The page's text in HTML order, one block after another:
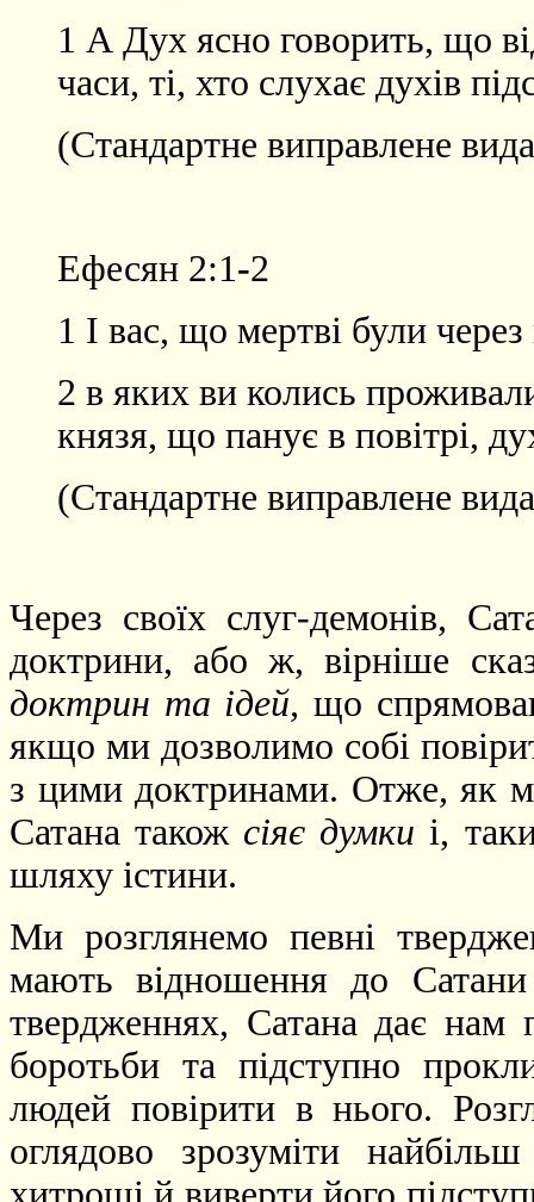
1 А Дух ясно говорить, що
часи, ті, хто слухає духів
(Стандартне виправлене
Ефесян 2:1-2
1 І вас, що мертві були
2 в яких ви колись
князя, що панує в повітрі,
(Стандартне виправлене
Через своїх слуг-демонів,
доктрини, або ж, вірніше
доктрин та ідей, що
якщо ми дозволимо собі
з цими доктринами. Отже, як
Сатана також сіяє думки і,
шляху істини.
Ми розглянемо певні
мають відношення до
твердженнях, Сатана дає нам
боротьби та підступно
людей повірити в нього.
оглядово зрозуміти